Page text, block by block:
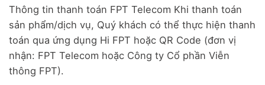
Thông tin thanh toán FPT Telecom Khi thanh toán
sản phẩm/dịch vụ, Quý khách có thể thực hiện thanh
toán qua ứng dụng Hi FPT hoặc QR Code (đơn vị
nhận: FPT Telecom hoặc Công ty Cổ phần Viễn
thông FPT).